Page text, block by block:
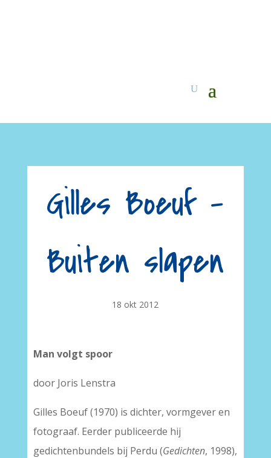
Gilles Boeuf –
Buiten slapen
18 okt 2012
Man volgt spoor
door Joris Lenstra
Gilles Boeuf (1970) is dichter, vormgever en
fotograaf. Eerder publiceerde hij
gedichtenbundels bij Perdu (Gedichten, 1998),